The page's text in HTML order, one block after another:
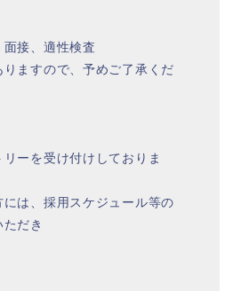
接、適性検査
ますので、予めご了承くだ
ーを受け付けしておりま
は、採用スケジュール等の
だき